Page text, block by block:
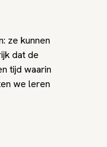
ze kunnen
dat de
tijd waarin
we leren